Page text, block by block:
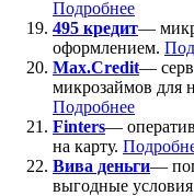
Подробнее
495 кредит—
оформлением.
Max.Credit—
микрозаймов для
Подробнее
Finters—
на карту.
Вива деньги—
выгодные